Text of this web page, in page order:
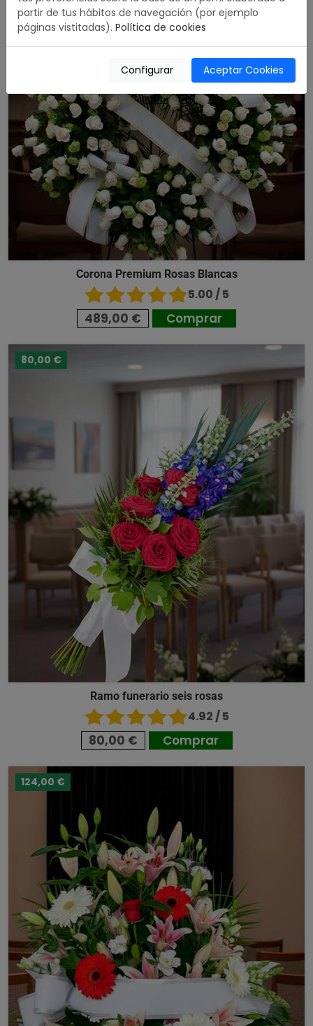
Corona Premium Rosas Blancas
5.00 / 5
489,00 € Comprar
80,00 €
Ramo funerario seis rosas
4.92 / 5
80,00 € Comprar
124,00 €
partir de tus hábitos de navegación (por ejemplo
páginas vistitadas). Política de cookies
Configurar Aceptar Cookies